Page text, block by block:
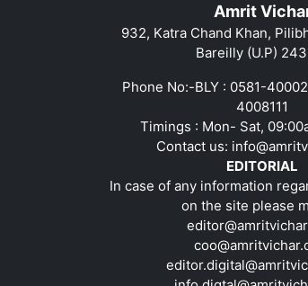
Amrit
932, Katra Chand Khan,
Bareilly (U.P)
Phone No:-BLY : 0581-
4008111
Timings : Mon- Sat,
Contact us:
EDITORIAL
In case of any information
on the site please